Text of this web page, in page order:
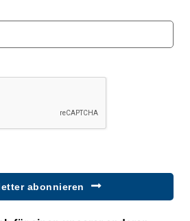
abonnieren